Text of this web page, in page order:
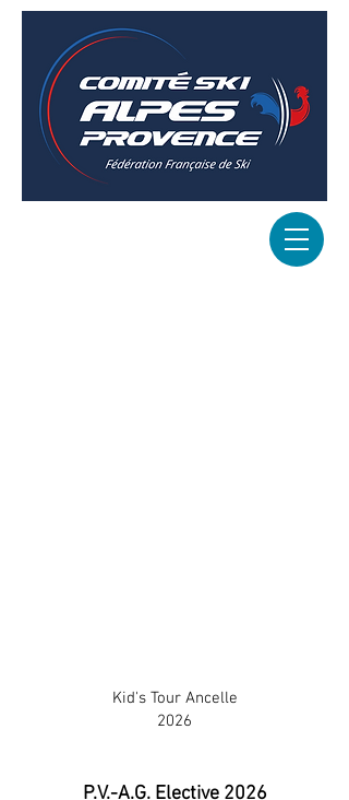
Kid's Tour Ancelle
2026
P.V.-A.G. Elective 2026